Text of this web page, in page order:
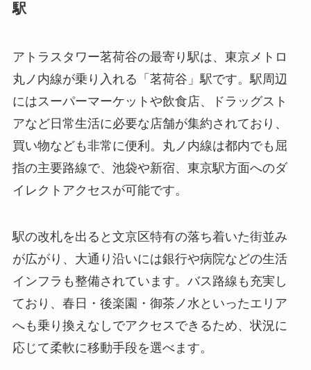
駅
アトラスタワー茗荷谷の最寄り駅は、東京メトロ
丸ノ内線が乗り入れる「茗荷谷」駅です。駅周辺
にはスーパーマーケットや飲食店、ドラッグスト
アなど日常生活に必要な店舗が集約されており、
買い物なども非常に便利。丸ノ内線は都内でも屈
指の主要路線で、池袋や新宿、東京駅方面へのダ
イレクトアクセスが可能です。
駅の改札を出ると文京区特有の落ち着いた街並み
が広がり、大通り沿いには銀行や病院などの生活
インフラも整備されています。バス路線も充実し
ており、春日・後楽園・御茶ノ水といったエリア
へも乗り換えなしでアクセスできるため、状況に
応じて柔軟に移動手段を選べます。